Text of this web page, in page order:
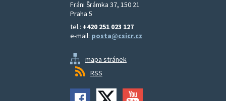
Fráni Šrámka 37, 150 21
Praha 5
tel.: +420 251 023 127
e-mail: posta@csicr.cz
mapa stránek
RSS